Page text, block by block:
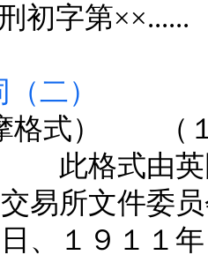
初字第××......
二）
式） （１
格式由英国
交易所文件
、１９１１